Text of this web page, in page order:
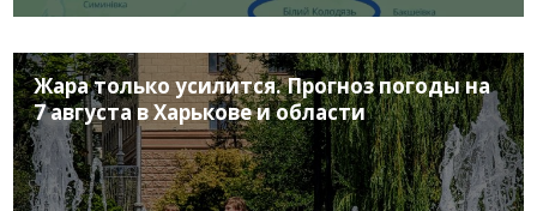
Жара только усилится. Прогноз погоды на
7 августа в Харькове и области